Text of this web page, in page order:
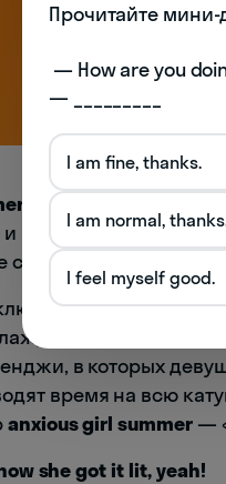
(лета горячих
красотке Меган Зе
с другой звездой
в том, что
жизнью и не
в которых
время на всю
anxious girl summer—
she got it lit, yeah!
Прочитайте мини-
— _________
I am fine, thanks.
I am normal,
I feel myself good.